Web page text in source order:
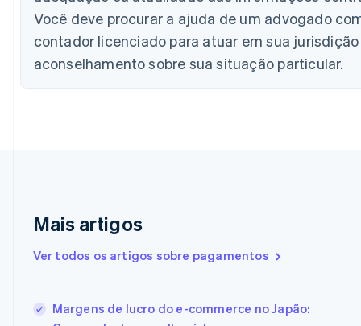
Você deve procurar a ajuda de um advogado
contador licenciado para atuar em sua
aconselhamento sobre sua situação particular.
Mais artigos
Ver todos os artigos sobre pagamentos
Margens de lucro do e-commerce no Japão:
EnglishFrançais
China continental
简体中文 English
Chipre
English
Croácia
Eslovênia
Italiano
Espanha
English Español 简体中文
Estônia